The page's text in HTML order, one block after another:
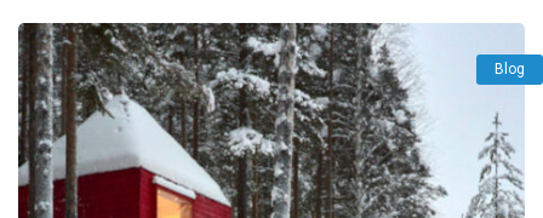
Blog